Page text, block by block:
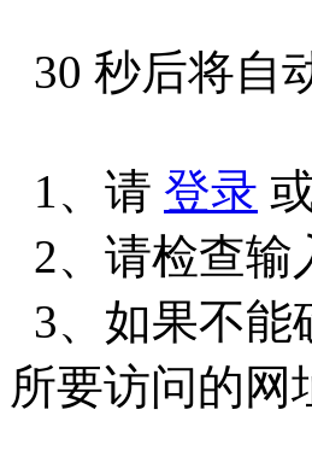
30 秒后将自
1、请 登录
2、请检查输
3、如果不能
所要访问的网